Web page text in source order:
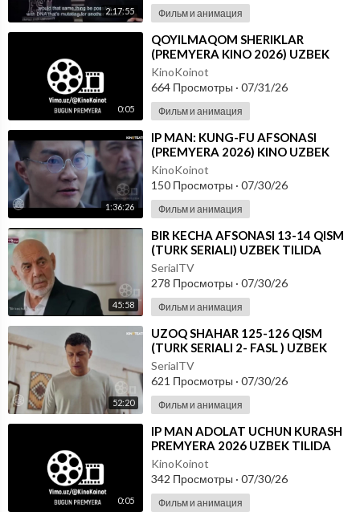
2:17:55 Фильм и анимация
0:05
⁣QOYILMAQOM SHERIKLAR
(PREMYERA KINO 2026) UZBEK
TILIDA
KinoKoinot
664 Просмотры · 07/31/26
Фильм и анимация
1:36:26
⁣IP MAN: KUNG-FU AFSONASI
(PREMYERA 2026) KINO UZBEK
TILIDA - SKACHAT
KinoKoinot
150 Просмотры · 07/30/26
Фильм и анимация
45:58
⁣BIR KECHA AFSONASI 13-14 QISM
(TURK SERIALI) UZBEK TILIDA
SerialTV
278 Просмотры · 07/30/26
Фильм и анимация
52:20
⁣UZOQ SHAHAR 125-126 QISM
(TURK SERIALI 2- FASL ) UZBEK
TILIDA
SerialTV
621 Просмотры · 07/30/26
Фильм и анимация
0:05
⁣IP MAN ADOLAT UCHUN KURASH
PREMYERA 2026 UZBEK TILIDA
KinoKoinot
342 Просмотры · 07/30/26
Фильм и анимация